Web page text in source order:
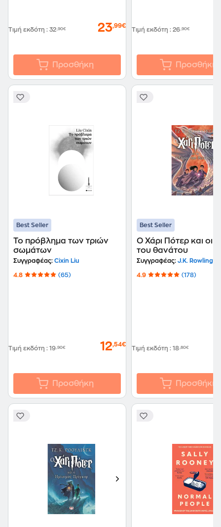
Τιμή εκδότη : 32,90€ 23,99€
Προσθήκη
Τιμή εκδότη : 26,90€
Προσθήκη
Best Seller
Το πρόβλημα των τριών
σωμάτων
Συγγραφέας: Cixin Liu
4.8 (65)
Τιμή εκδότη : 19,90€ 12,54€
Προσθήκη
Best Seller
Ο Χάρι Πότερ και οι
του θανάτου
Συγγραφέας: J.K. Rowling
4.9 (178)
Τιμή εκδότη : 18,80€
Προσθήκη